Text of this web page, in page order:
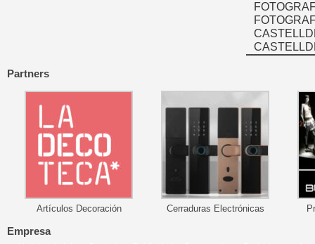
Partners
Artículos Decoración Cerraduras Electrónicas
Empresa